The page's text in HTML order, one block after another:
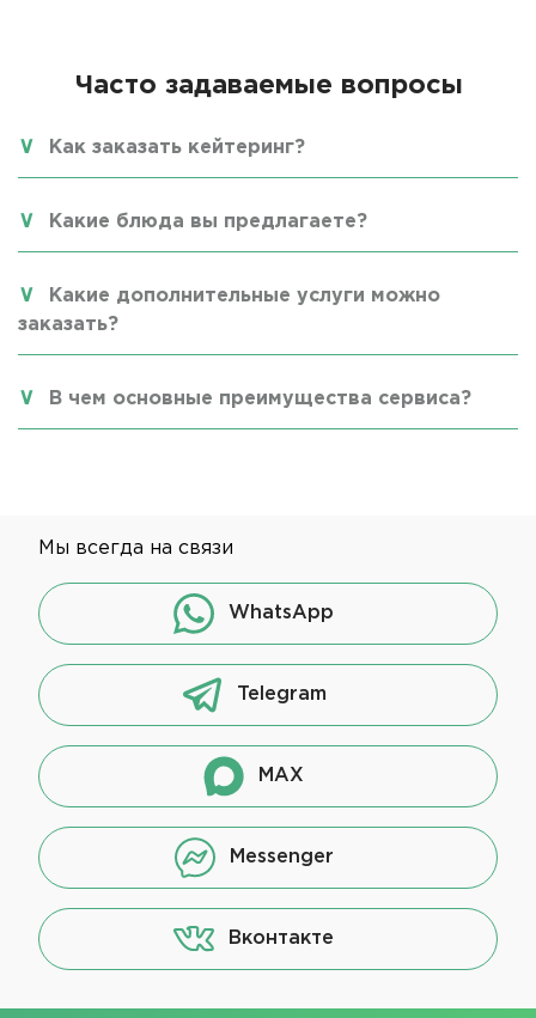
Часто задаваемые вопросы
Как заказать кейтеринг?
Какие блюда вы предлагаете?
Какие дополнительные услуги можно
заказать?
В чем основные преимущества сервиса?
Мы всегда на связи
WhatsApp
Telegram
MAX
Messenger
Вконтакте